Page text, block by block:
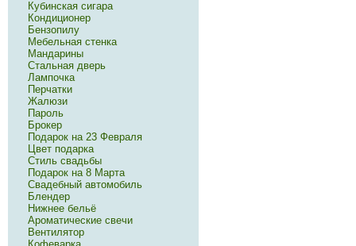
Кубинская сигара
Кондиционер
Бензопилу
Мебельная стенка
Мандарины
Стальная дверь
Лампочка
Перчатки
Жалюзи
Пароль
Брокер
Подарок на 23 Февраля
Цвет подарка
Стиль свадьбы
Подарок на 8 Марта
Свадебный автомобиль
Блендер
Нижнее бельё
Ароматические свечи
Вентилятор